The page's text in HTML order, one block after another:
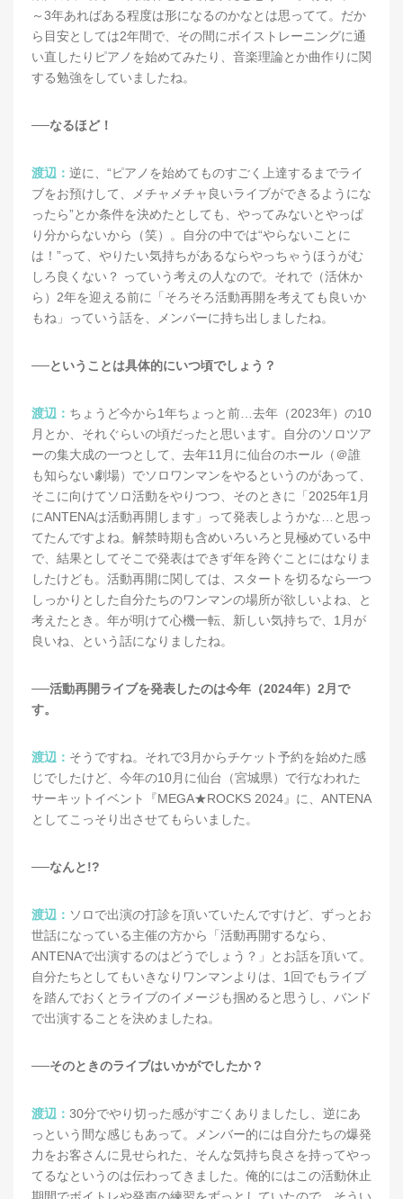
～3年あればある程度は形になるのかなとは思ってて。だか
ら目安としては2年間で、その間にボイストレーニングに通
い直したりピアノを始めてみたり、音楽理論とか曲作りに関
する勉強をしていましたね。
──なるほど！
渡辺： 逆に、“ピアノを始めてものすごく上達するまでライ
ブをお預けして、メチャメチャ良いライブができるようにな
ったら”とか条件を決めたとしても、やってみないとやっぱ
り分からないから（笑）。自分の中では“やらないことに
は！”って、やりたい気持ちがあるならやっちゃうほうがむ
しろ良くない？ っていう考えの人なので。それで（活休か
ら）2年を迎える前に「そろそろ活動再開を考えても良いか
もね」っていう話を、メンバーに持ち出しましたね。
──ということは具体的にいつ頃でしょう？
渡辺： ちょうど今から1年ちょっと前…去年（2023年）の10
月とか、それぐらいの頃だったと思います。自分のソロツア
ーの集大成の一つとして、去年11月に仙台のホール（＠誰
も知らない劇場）でソロワンマンをやるというのがあって、
そこに向けてソロ活動をやりつつ、そのときに「2025年1月
にANTENAは活動再開します」って発表しようかな…と思っ
てたんですよね。解禁時期も含めいろいろと見極めている中
で、結果としてそこで発表はできず年を跨ぐことにはなりま
したけども。活動再開に関しては、スタートを切るなら一つ
しっかりとした自分たちのワンマンの場所が欲しいよね、と
考えたとき。年が明けて心機一転、新しい気持ちで、1月が
良いね、という話になりましたね。
──活動再開ライブを発表したのは今年（2024年）2月で
す。
渡辺： そうですね。それで3月からチケット予約を始めた感
じでしたけど、今年の10月に仙台（宮城県）で行なわれた
サーキットイベント『MEGA★ROCKS 2024』に、ANTENA
としてこっそり出させてもらいました。
──なんと!?
渡辺： ソロで出演の打診を頂いていたんですけど、ずっとお
世話になっている主催の方から「活動再開するなら、
ANTENAで出演するのはどうでしょう？」とお話を頂いて。
自分たちとしてもいきなりワンマンよりは、1回でもライブ
を踏んでおくとライブのイメージも掴めると思うし、バンド
で出演することを決めましたね。
──そのときのライブはいかがでしたか？
渡辺： 30分でやり切った感がすごくありましたし、逆にあ
っという間な感じもあって。メンバー的には自分たちの爆発
力をお客さんに見せられた、そんな気持ち良さを持ってやっ
てるなというのは伝わってきました。俺的にはこの活動休止